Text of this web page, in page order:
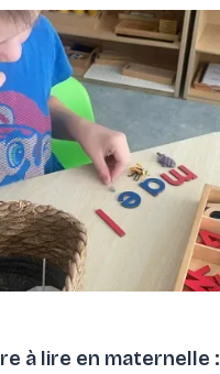
à lire en maternelle :